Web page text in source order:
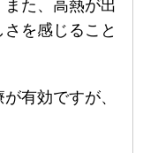
た、高熱が出
を感じること
有効ですが、